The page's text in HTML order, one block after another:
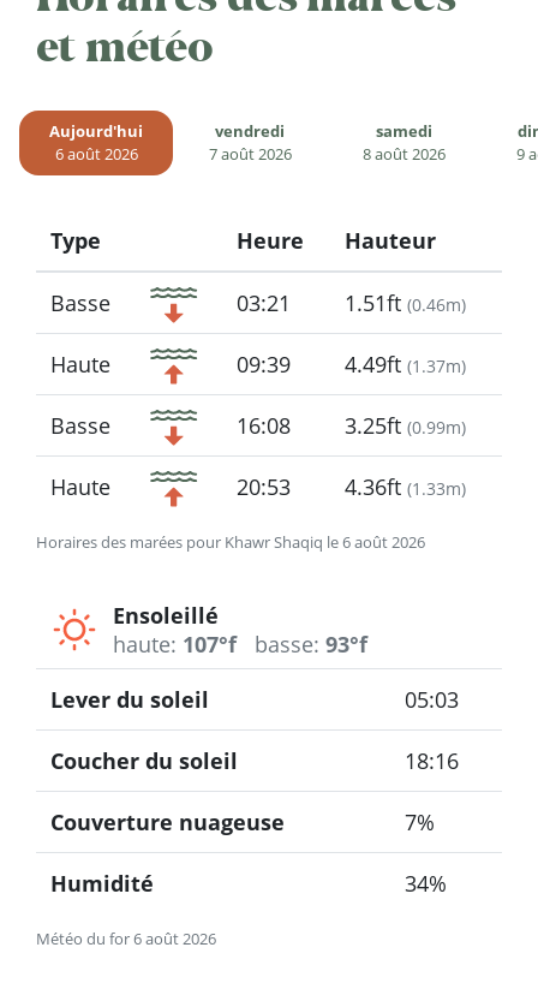
et météo
Aujourd'hui
6 août 2026
vendredi
7 août 2026
samedi
8 août 2026
9
Horaires des marées pour Khawr Shaqiq le 6 août 2026
Type
Icon
Heure Hauteur
Basse 03:21 1.51ft (0.46m)
Haute 09:39 4.49ft (1.37m)
Basse 16:08 3.25ft (0.99m)
Haute 20:53 4.36ft (1.33m)
Ensoleillé
haute: 107°f basse: 93°f
Météo du for 6 août 2026
Lever du soleil 05:03
Coucher du soleil 18:16
Couverture nuageuse 7%
Humidité 34%